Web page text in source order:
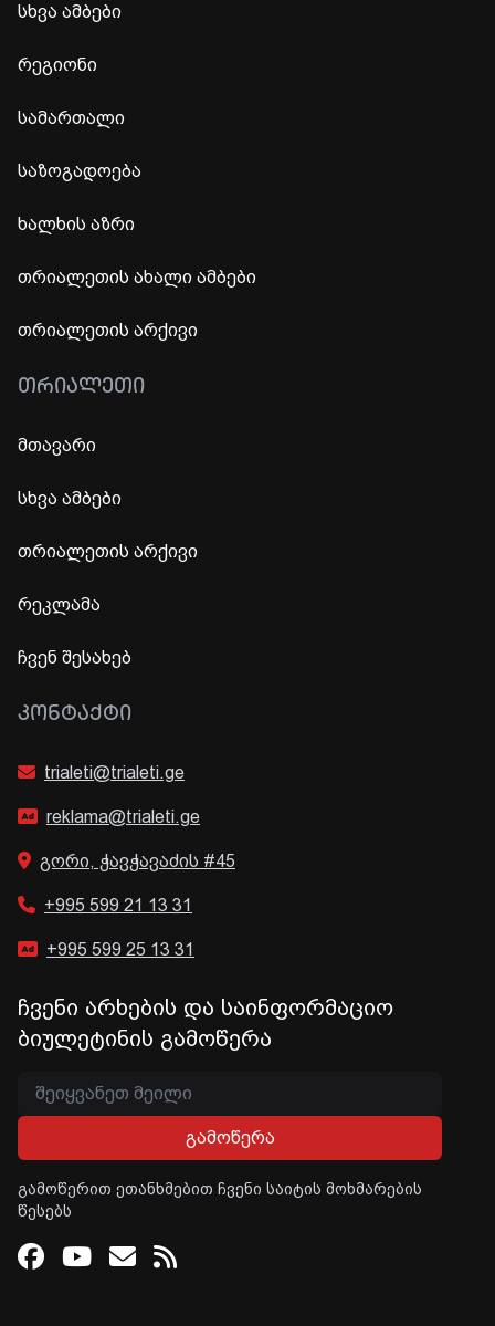
სხვა ამბები
რეგიონი
სამართალი
საზოგადოება
ხალხის აზრი
თრიალეთის ახალი ამბები
თრიალეთის არქივი
ᲗᲠᲘᲐᲚᲔᲗᲘ
მთავარი
სხვა ამბები
თრიალეთის არქივი
რეკლამა
ჩვენ შესახებ
ᲙᲝᲜᲢᲐᲥᲢᲘ
trialeti@trialeti.ge
reklama@trialeti.ge
გორი, ჭავჭავაძის #45
+995 599 21 13 31
+995 599 25 13 31
ჩვენი არხების და საინფორმაციო
ბიულეტინის გამოწერა
გამოწერა
გამოწერით ეთანხმებით ჩვენი საიტის მოხმარების
წესებს
Facebook
Youtube
Email
RSS